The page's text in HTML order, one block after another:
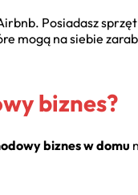
Posiadasz
mogą na siebie
biznes?
biznes w domu